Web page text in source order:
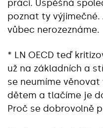
práci. Úspěšná
poznat ty
vůbec nerozeznáme.
* LN OECD teď
už na základních a
se neumíme
dětem a tlačíme je
Proč se dobrovolně